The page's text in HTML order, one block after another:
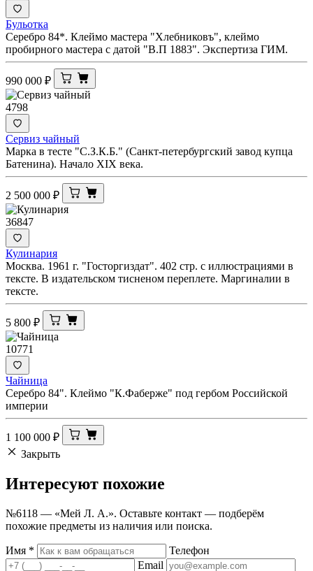
Бульотка
Серебро 84*. Клеймо мастера "Хлебниковъ", клеймо
пробирного мастера с датой "В.П 1883". Экспертиза ГИМ.
990 000 ₽
4798
Сервиз чайный
Марка в тесте "С.З.К.Б." (Санкт-петербургский завод купца
Батенина). Начало XIX века.
2 500 000 ₽
36847
Кулинария
Москва. 1961 г. "Госторгиздат". 402 стр. с иллюстрациями в
тексте. В издательском тисненом переплете. Маргиналии в
тексте.
5 800 ₽
10771
Чайница
Серебро 84". Клеймо "К.Фаберже" под гербом Российской
империи
1 100 000 ₽
Закрыть
Интересуют похожие
№6118 — «Мей Л. А.». Оставьте контакт — подберём
похожие предметы из наличия или поиска.
Имя *
Телефон
Email